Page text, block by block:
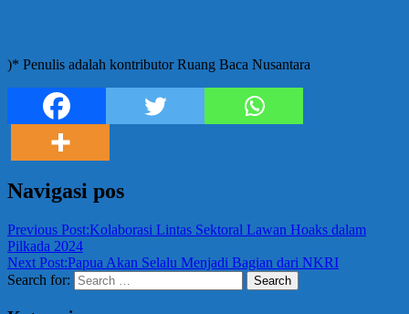
)* Penulis adalah kontributor Ruang Baca Nusantara
Navigasi pos
Previous Post:Kolaborasi Lintas Sektoral Lawan Hoaks dalam
Pilkada 2024
Next Post:Papua Akan Selalu Menjadi Bagian dari NKRI
Search for:
Search